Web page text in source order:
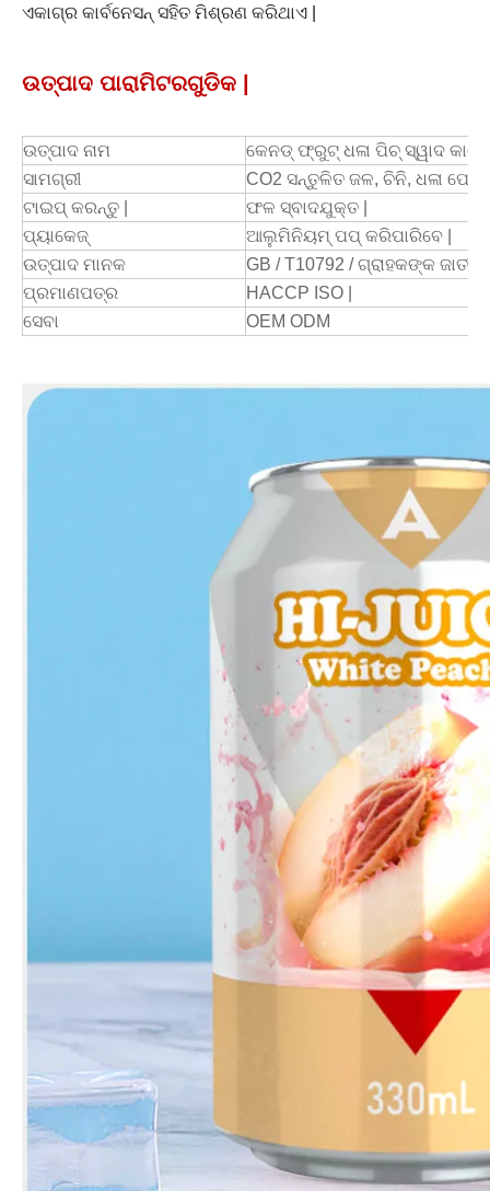
ଏକାଗ୍ର କାର୍ବନେସନ୍ ସହିତ ମିଶ୍ରଣ କରିଥାଏ |
ଉତ୍ପାଦ ପାରାମିଟରଗୁଡିକ |
ଉତ୍ପାଦ ନାମ
କେନଡ୍ ଫ୍ରୁଟ୍ ଧଳା ପିଚ୍ ସ୍ୱାଦ
ସାମଗ୍ରୀ
CO2 ସନ୍ତୁଳିତ ଜଳ, ଚିନି, ଧଳା
ଟାଇପ୍ କରନ୍ତୁ |
ଫଳ ସ୍ବାଦଯୁକ୍ତ |
ପ୍ୟାକେଜ୍
ଆଲୁମିନିୟମ୍ ପପ୍ କରିପାରିବେ |
ଉତ୍ପାଦ ମାନକ
GB / T10792 / ଗ୍ରାହକଙ୍କ
ପ୍ରମାଣପତ୍ର
HACCP ISO |
ସେବା
OEM ODM